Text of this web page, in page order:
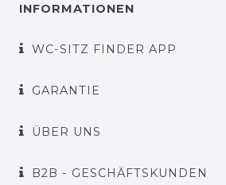
INFORMATIONEN
WC-SITZ FINDER APP
GARANTIE
ÜBER UNS
B2B - GESCHÄFTSKUNDEN